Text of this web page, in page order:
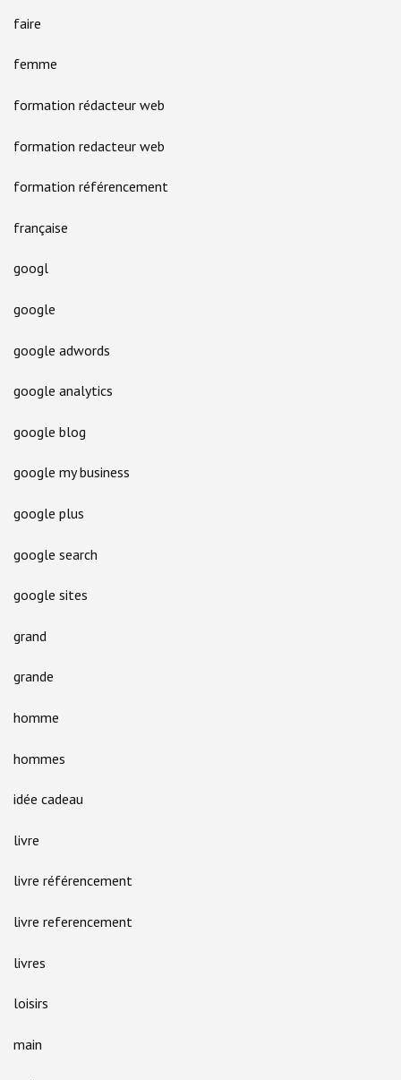
faire
femme
formation rédacteur web
formation redacteur web
formation référencement
française
googl
google
google adwords
google analytics
google blog
google my business
google plus
google search
google sites
grand
grande
homme
hommes
idée cadeau
livre
livre référencement
livre referencement
livres
loisirs
main